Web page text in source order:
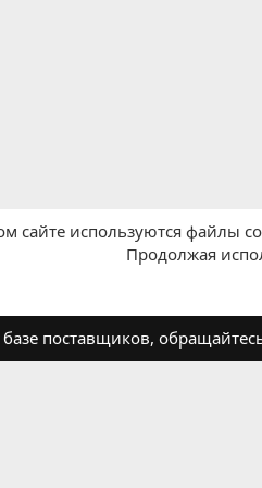
сайте используются файлы
Продолжая
поставщиков,